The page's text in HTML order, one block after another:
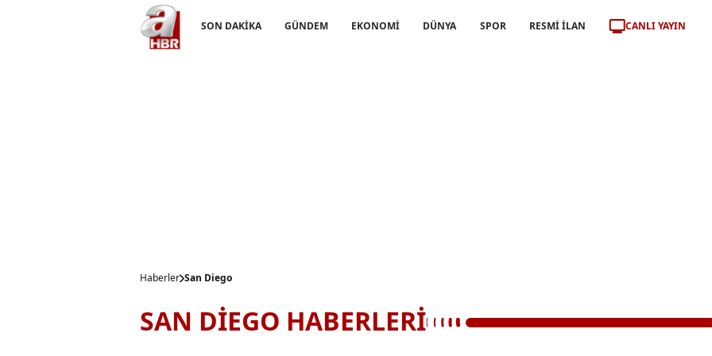
SON DAKİKA GÜNDEM EKONOMİ DÜNYA SPOR RESMİ İLAN CANLI YAYIN
Haberler San Diego
SAN DİEGO HABERLERİ